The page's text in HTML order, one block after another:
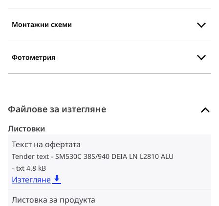
Монтажни схеми
Фотометрия
Файлове за изтегляне
Листовки
Текст на офертата
Tender text - SM530C 38S/940 DEIA LN L2810 ALU
txt 4.8 kB
Изтегляне
Листовка за продукта